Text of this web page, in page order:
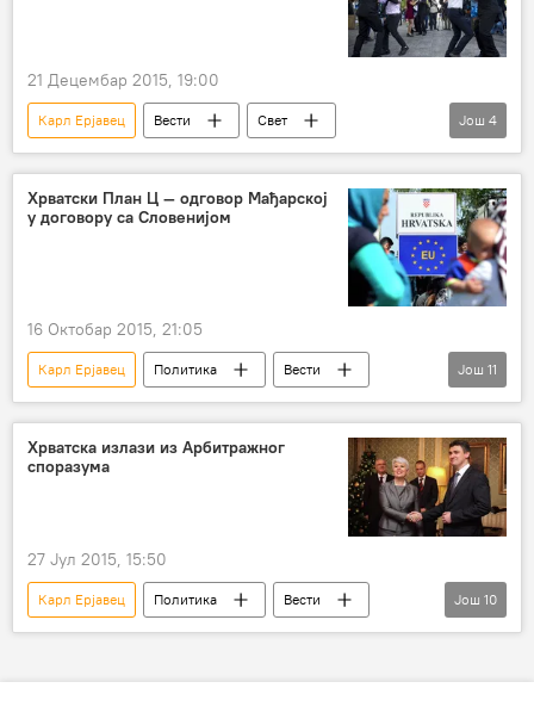
21 Децембар 2015, 19:00
Карл Ерјавец Вести
Свет
Словенија
геј брак
Регион
референдум
Још 4
Хрватски План Ц — одговор Мађарској
у договору са Словенијом
16 Октобар 2015, 21:05
Карл Ерјавец Политика
Вести
Свет
Немачка
Мађарска
Аустрија
Словенија
Виктор Орбан
Петер Сијарто
Још 11
Хрватска излази из Арбитражног
споразума
27 Јул 2015, 15:50
Карл Ерјавец Политика
Вести
Свет
Словенија
Још 10